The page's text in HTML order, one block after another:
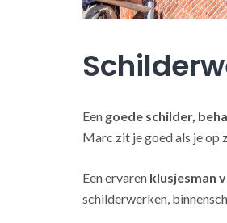
Een goede schilder,
Marc zit je goed als je op
Een ervaren klusjesman
schilderwerken,